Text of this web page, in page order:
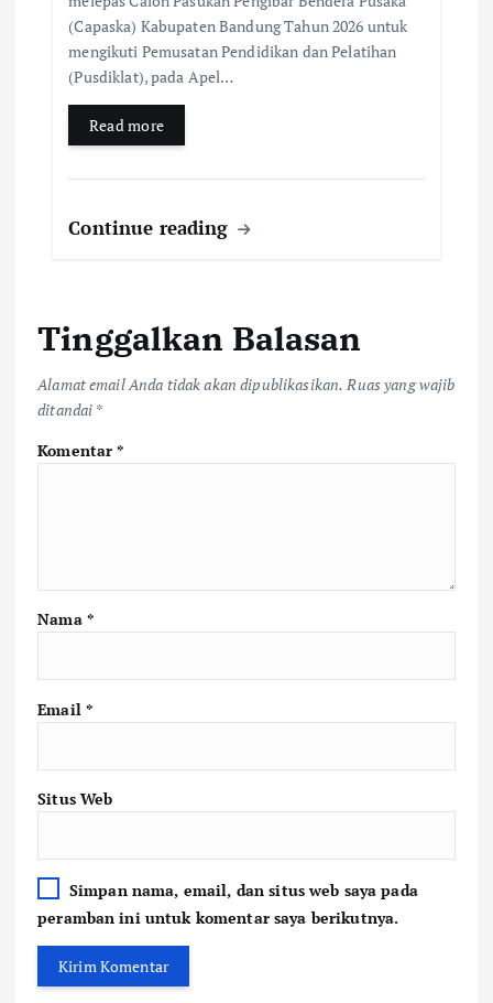
(Capaska) Kabupaten Bandung Tahun 2026 untuk
mengikuti Pemusatan Pendidikan dan Pelatihan
(Pusdiklat), pada Apel…
Read more
Continue reading
Tinggalkan Balasan
Alamat email Anda tidak akan dipublikasikan. Ruas yang wajib
ditandai *
Komentar*
Nama *
Email *
Situs Web
Simpan nama, email, dan situs web saya pada
peramban ini untuk komentar saya berikutnya.